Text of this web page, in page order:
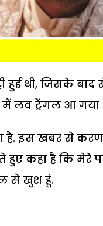
हुई थी, जिसके बाद
में लव ट्रेंगल आ गया
है. इस खबर से करण
हुए कहा है कि मेरे
से खुश हूं.